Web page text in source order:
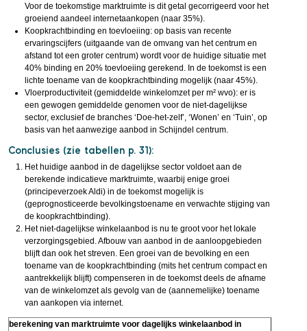
Voor de toekomstige marktruimte is dit getal gecorrigeerd voor het
groeiend aandeel internetaankopen (naar 35%).
Koopkrachtbinding en toevloeiing: op basis van recente
ervaringscijfers (uitgaande van de omvang van het centrum en
afstand tot een groter centrum) wordt voor de huidige situatie met
40% binding en 20% toevloeiing gerekend. In de toekomst is een
lichte toename van de koopkrachtbinding mogelijk (naar 45%).
Vloerproductiviteit (gemiddelde winkelomzet per m² wvo): er is
een gewogen gemiddelde genomen voor de niet-dagelijkse
sector, exclusief de branches ‘Doe-het-zelf’, ‘Wonen’ en ‘Tuin’, op
basis van het aanwezige aanbod in Schijndel centrum.
Conclusies (zie tabellen p. 31):
Het huidige aanbod in de dagelijkse sector voldoet aan de
berekende indicatieve marktruimte, waarbij enige groei
(principeverzoek Aldi) in de toekomst mogelijk is
(geprognosticeerde bevolkingstoename en verwachte stijging van
de koopkrachtbinding).
Het niet-dagelijkse winkelaanbod is nu te groot voor het lokale
verzorgingsgebied. Afbouw van aanbod in de aanloopgebieden
blijft dan ook het streven. Een groei van de bevolking en een
toename van de koopkrachtbinding (mits het centrum compact en
aantrekkelijk blijft) compenseren in de toekomst deels de afname
van de winkelomzet als gevolg van de (aannemelijke) toename
van aankopen via internet.
berekening van marktruimte voor dagelijks winkelaanbod in